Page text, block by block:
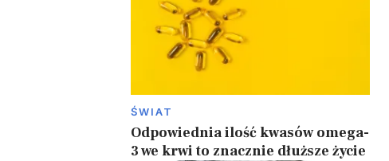
ŚWIAT
Odpowiednia ilość kwasów omega-
3 we krwi to znacznie dłuższe życie